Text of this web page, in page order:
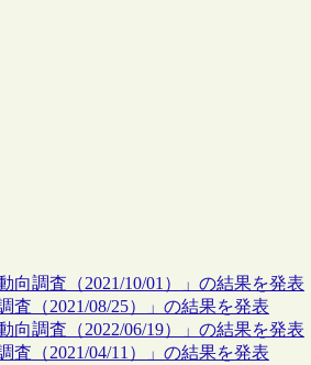
調査（2021/10/01）」の結果を発表
（2021/08/25）」の結果を発表
調査（2022/06/19）」の結果を発表
（2021/04/11）」の結果を発表